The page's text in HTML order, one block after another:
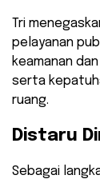
​Tri
pelayanan
keamanan
serta
ruang.
Distaru
​Sebagai